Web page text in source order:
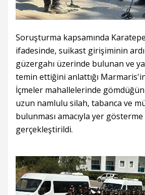
Soruşturma kapsamında
ifadesinde, suikast girişiminin
güzergahı üzerinde bulunan ve
temin ettiğini anlattığı
İçmeler mahallelerinde
uzun namlulu silah, tabanca ve
bulunması amacıyla yer gösterme
gerçekleştirildi.